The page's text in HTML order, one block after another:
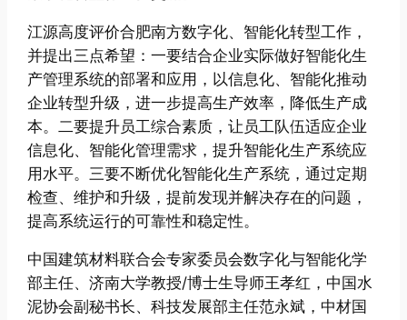
江源高度评价合肥南方数字化、智能化转型工作，
并提出三点希望：一要结合企业实际做好智能化生
产管理系统的部署和应用，以信息化、智能化推动
企业转型升级，进一步提高生产效率，降低生产成
本。二要提升员工综合素质，让员工队伍适应企业
信息化、智能化管理需求，提升智能化生产系统应
用水平。三要不断优化智能化生产系统，通过定期
检查、维护和升级，提前发现并解决存在的问题，
提高系统运行的可靠性和稳定性。
中国建筑材料联合会专家委员会数字化与智能化学
部主任、济南大学教授/博士生导师王孝红，中国水
泥协会副秘书长、科技发展部主任范永斌，中材国